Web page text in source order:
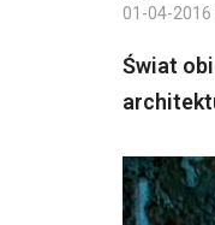
01-04-2016
Świat